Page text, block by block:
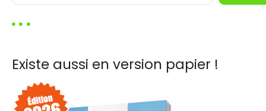
h
c
Existe aussi en version papier !